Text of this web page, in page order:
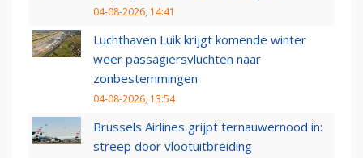
04-08-2026, 14:41
Luchthaven Luik krijgt komende winter
weer passagiersvluchten naar
zonbestemmingen
04-08-2026, 13:54
Brussels Airlines grijpt ternauwernood in:
streep door vlootuitbreiding